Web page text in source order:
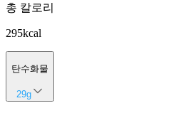
총 칼로리
295kcal
탄수화물
29g